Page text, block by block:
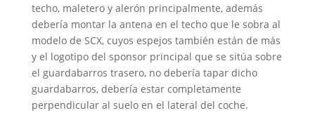
techo, maletero y alerón principalmente, además
debería montar la antena en el techo que le sobra al
modelo de SCX, cuyos espejos también están de más
y el logotipo del sponsor principal que se sitúa sobre
el guardabarros trasero, no debería tapar dicho
guardabarros, debería estar completamente
perpendicular al suelo en el lateral del coche.